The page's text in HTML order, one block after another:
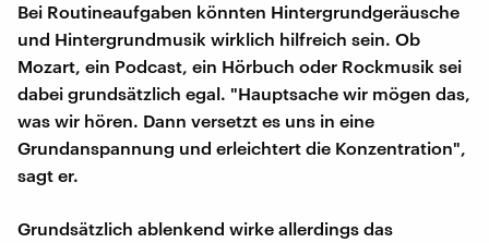
Bei Routineaufgaben könnten Hintergrundgeräusche
und Hintergrundmusik wirklich hilfreich sein. Ob
Mozart, ein Podcast, ein Hörbuch oder Rockmusik sei
dabei grundsätzlich egal. "Hauptsache wir mögen das,
was wir hören. Dann versetzt es uns in eine
Grundanspannung und erleichtert die Konzentration",
sagt er.
Grundsätzlich ablenkend wirke allerdings das